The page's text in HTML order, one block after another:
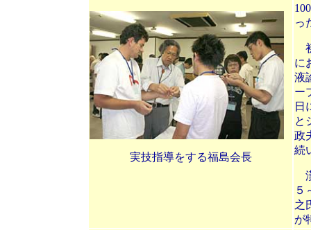
実技指導をする福島会長
っ
に
液
ー
日
と
政
続
５
之
が